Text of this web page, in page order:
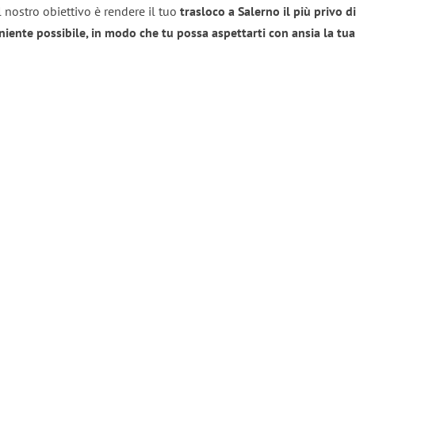
nostro obiettivo è rendere il tuo trasloco a Salerno il più privo di
possibile, in modo che tu possa aspettarti con ansia la tua